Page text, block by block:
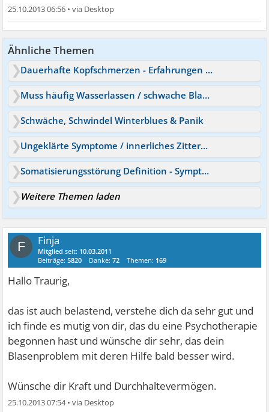
25.10.2013 06:56 •
Ähnliche Themen
Dauerhafte Kopfschmerzen - Erfahrungen & Ursachen
Muss häufig Wasserlassen / schwache Blase - Diabetes?
Schwäche, Schwindel Winterblues & Panik
Ungeklärte Symptome / innerliches Zittern & Schwäche
Somatisierungsstörung Definition - Symptome, Ursachen & Hilfe
Weitere Themen laden
F Finja
Mitglied seit: 10.03.2011
Beiträge:5820 Danke:72 Themen: 169
Hallo Traurig,
das ist auch belastend, verstehe dich da sehr gut und
ich finde es mutig von dir, das du eine Psychotherapie
begonnen hast und wünsche dir sehr, das dein
Blasenproblem mit deren Hilfe bald besser wird.
Wünsche dir Kraft und Durchhaltevermögen.
25.10.2013 07:54•